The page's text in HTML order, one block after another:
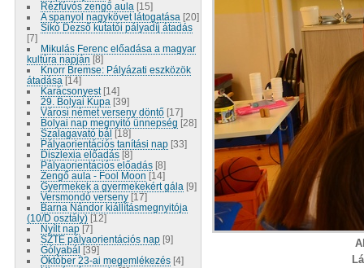
Rézfúvós zengő aula [15]
A spanyol nagykövet látogatása [20]
Sikó Dezső kutatói pályadíj átadás
[7]
Mikulás Ferenc előadása a magyar
kultúra napján [8]
Knorr Bremse: Pályázati eszközök
átadása [14]
Karácsonyest [14]
29. Bolyai Kupa [39]
Városi német verseny döntő [17]
Bolyai nap megnyitó ünnepség [28]
Szalagavató bál [18]
Pályaorientációs tanítási nap [33]
Diszlexia előadás [8]
Pályaorientációs előadás [8]
Zengő aula - Fool Moon [14]
Gyermekek a gyermekekért gála [9]
Versmondó verseny [17]
Barna Nándor kiállításmegnyitója
(10/D osztály) [12]
Nyílt nap [7]
SZTE pályaorientációs nap [9]
Gólyabál [39]
Október 23-ai megemlékezés [4]